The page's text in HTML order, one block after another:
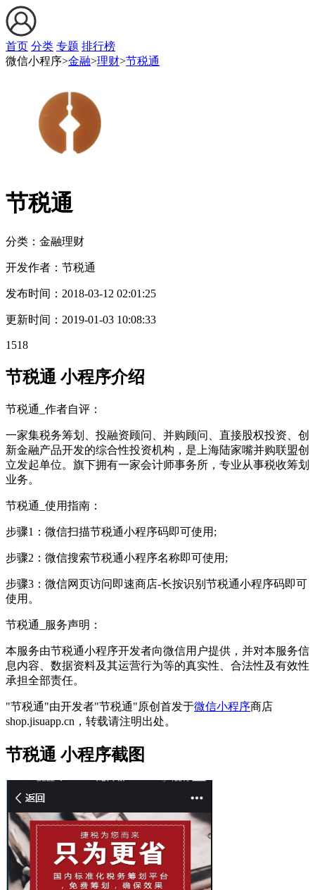
首页 分类 专题 排行榜
微信小程序>金融>理财>节税通
节税通
分类：金融理财
开发作者： 节税通
发布时间： 2018-03-12 02:01:25
更新时间： 2019-01-03 10:08:33
1518
节税通 小程序介绍
节税通_作者自评：
一家集税务筹划、投融资顾问、并购顾问、直接股权投资、创
新金融产品开发的综合性投资机构，是上海陆家嘴并购联盟创
立发起单位。旗下拥有一家会计师事务所，专业从事税收筹划
业务。
节税通_使用指南：
步骤1：微信扫描节税通小程序码即可使用;
步骤2：微信搜索节税通小程序名称即可使用;
步骤3：微信网页访问即速商店-长按识别节税通小程序码即可
使用。
节税通_服务声明：
本服务由节税通小程序开发者向微信用户提供，并对本服务信
息内容、数据资料及其运营行为等的真实性、合法性及有效性
承担全部责任。
"节税通"由开发者"节税通"原创首发于微信小程序商店
shop.jisuapp.cn，转载请注明出处。
节税通 小程序截图